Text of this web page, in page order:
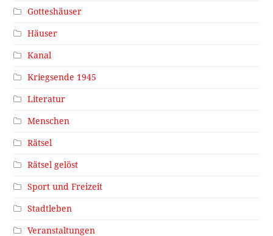
Gotteshäuser
Häuser
Kanal
Kriegsende 1945
Literatur
Menschen
Rätsel
Rätsel gelöst
Sport und Freizeit
Stadtleben
Veranstaltungen